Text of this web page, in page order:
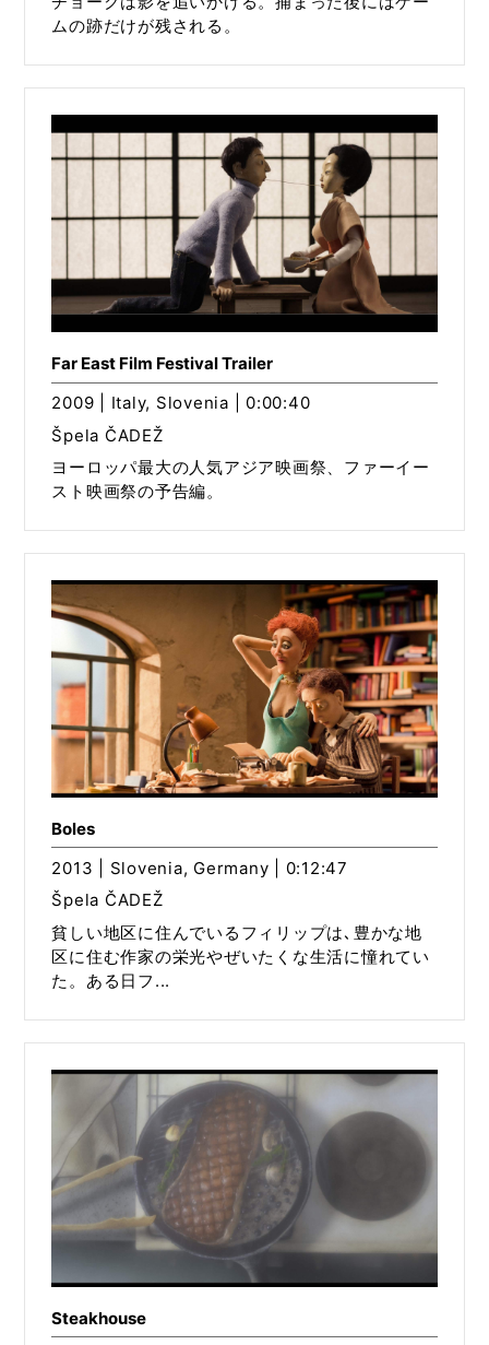
ムの跡だけが残される。
Far East Film Festival Trailer
2009 | Italy, Slovenia | 0:00:40
Špela ČADEŽ
ヨーロッパ最大の人気アジア映画祭、ファーイー
スト映画祭の予告編。
Boles
2013 | Slovenia, Germany | 0:12:47
Špela ČADEŽ
貧しい地区に住んでいるフィリップは､豊かな地
区に住む作家の栄光やぜいたくな生活に憧れてい
た。ある日フ...
Steakhouse